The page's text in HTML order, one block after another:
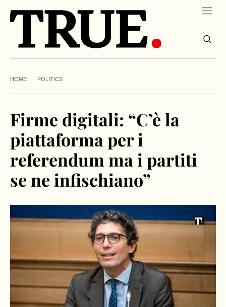
HOME POLITICS
Firme digitali: “C’è la
piattaforma per i
referendum ma i partiti
se ne infischiano”